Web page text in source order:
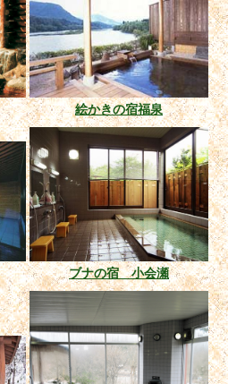
絵かきの宿福泉
ブナの宿 小会瀬